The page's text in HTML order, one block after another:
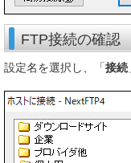
FTP接続の確認
設定名を選択し、「接続